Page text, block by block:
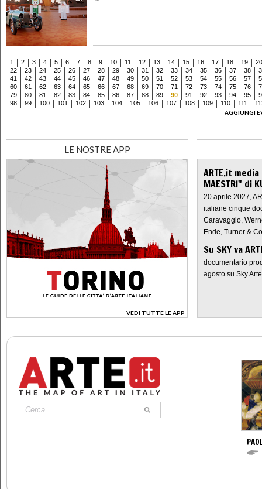
1 2 3 4 5 6 7 8 9 10 11 12 13 14 15 16 17 18 19
20
22
23 24 25 26 27 28 29 30 31 32 33 34 35 36 37 38
41
42 43 44 45 46 47 48 49 50 51 52 53 54 55 56 57
60
61 62 63 64 65 66 67 68 69 70 71 72 73 74 75 76
79
80 81 82 83 84 85 86 87 88 89 90 91 92 93 94 95
98
99 100 101 102 103 104 105 106 107 108 109 110 111
AGGIUNGI
LE NOSTRE APP
VEDI TUTTE LE APP
>
ARTE.it
MAESTRI" di
20 aprile 2027,
italiane cinque
Caravaggio,
Ende, Turner &
Su SKY va
documentario
agosto su Sky Arte